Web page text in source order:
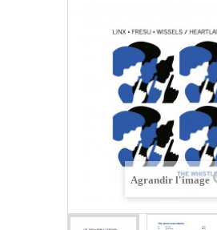
Agrandir l'image